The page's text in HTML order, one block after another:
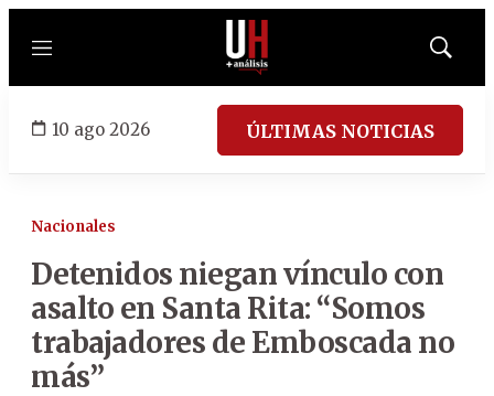
Menú
Mostrar
10 ago 2026 ÚLTIMAS NOTICIAS
Nacionales
Detenidos niegan vínculo con
asalto en Santa Rita: “Somos
trabajadores de Emboscada no
más”